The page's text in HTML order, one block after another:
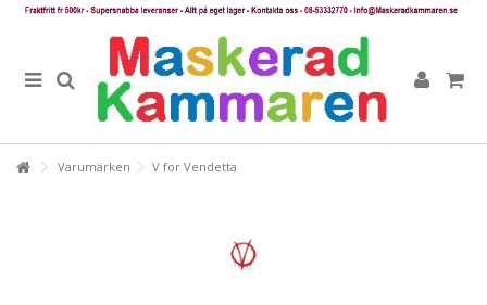
Varumärken V for Vendetta